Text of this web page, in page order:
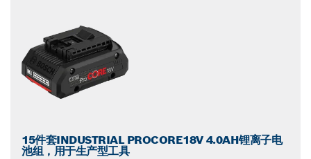
15件套INDUSTRIAL PROCORE18V 4.0AH锂离子电
池组，用于生产型工具